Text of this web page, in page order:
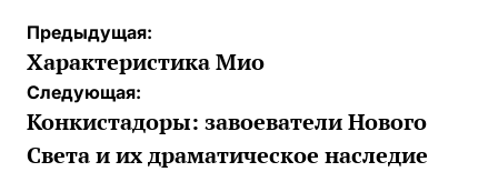
Навигация
по
записям
Предыдущая:
Характеристика Мио
Следующая:
Конкистадоры: завоеватели Нового
Света и их драматическое наследие